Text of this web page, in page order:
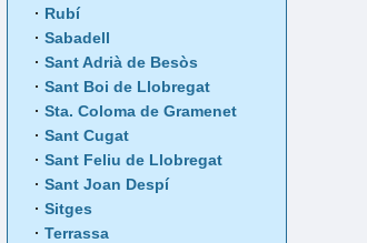
Rubí
Sabadell
Sant Adrià de Besòs
Sant Boi de Llobregat
Sta. Coloma de Gramenet
Sant Cugat
Sant Feliu de Llobregat
Sant Joan Despí
Sitges
Terrassa